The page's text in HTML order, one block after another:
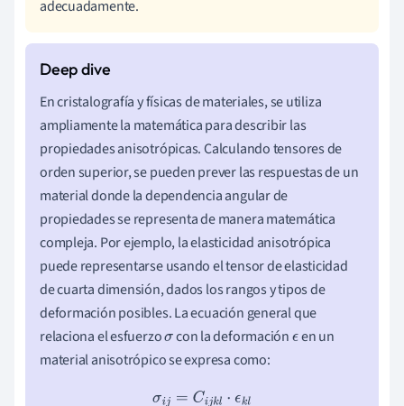
adecuadamente.
En cristalografía y físicas de materiales, se utiliza
ampliamente la matemática para describir las
propiedades anisotrópicas. Calculando tensores de
orden superior, se pueden prever las respuestas de un
material donde la dependencia angular de
propiedades se representa de manera matemática
compleja. Por ejemplo, la elasticidad anisotrópica
puede representarse usando el tensor de elasticidad
de cuarta dimensión, dados los rangos y tipos de
deformación posibles. La ecuación general que
relaciona el esfuerzoσcon la deformaciónϵen un
material anisotrópico se expresa como:
σ ij= Cijkl⋅ϵ k l